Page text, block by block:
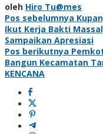
oleh Hiro Tu@mes
Navigasi
pos
Pos sebelumnya
Ikut Kerja Bakti
Sampaikan Apresiasi
Pos berikutnya
Bangun Kecamatan
KENCANA